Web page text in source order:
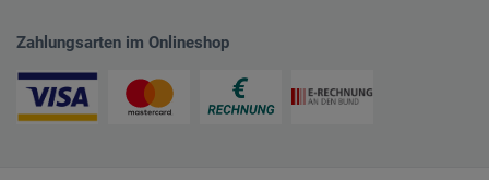
Zahlungsarten im Onlineshop